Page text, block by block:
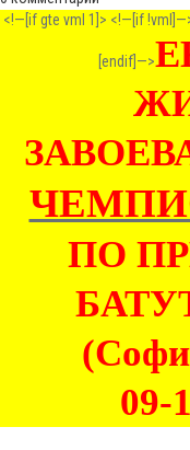
<!—[if gte vml 1]> <!—[if
[endif]—>
ПО
09-